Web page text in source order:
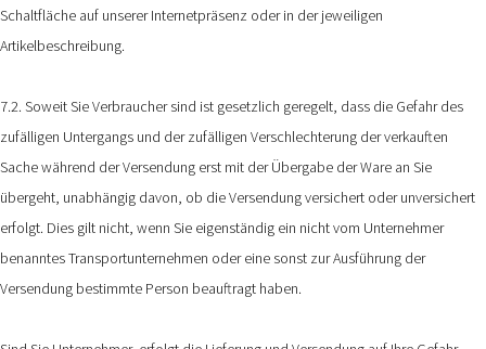
Schaltfläche auf unserer Internetpräsenz oder in der jeweiligen
Artikelbeschreibung.
7.2. Soweit Sie Verbraucher sind ist gesetzlich geregelt, dass die Gefahr des
zufälligen Untergangs und der zufälligen Verschlechterung der verkauften
Sache während der Versendung erst mit der Übergabe der Ware an Sie
übergeht, unabhängig davon, ob die Versendung versichert oder unversichert
erfolgt. Dies gilt nicht, wenn Sie eigenständig ein nicht vom Unternehmer
benanntes Transportunternehmen oder eine sonst zur Ausführung der
Versendung bestimmte Person beauftragt haben.